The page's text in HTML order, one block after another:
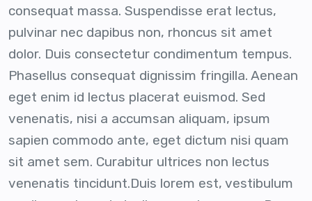
consequat massa. Suspendisse erat lectus,
pulvinar nec dapibus non, rhoncus sit amet
dolor. Duis consectetur condimentum tempus.
Phasellus consequat dignissim fringilla. Aenean
eget enim id lectus placerat euismod. Sed
venenatis, nisi a accumsan aliquam, ipsum
sapien commodo ante, eget dictum nisi quam
sit amet sem. Curabitur ultrices non lectus
venenatis tincidunt.Duis lorem est, vestibulum